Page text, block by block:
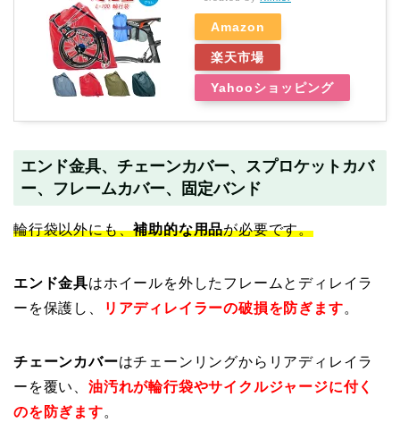
Amazon
楽天市場
Yahooショッピング
エンド金具、チェーンカバー、スプロケットカバ
ー、フレームカバー、固定バンド
輪行袋以外にも、補助的な用品が必要です。
エンド金具はホイールを外したフレームとディレイラ
ーを保護し、
リアディレイラーの破損を防ぎます。
チェーンカバーはチェーンリングからリアディレイラ
ーを覆い、 油汚れが輪行袋やサイクルジャージに付く
のを防ぎます。